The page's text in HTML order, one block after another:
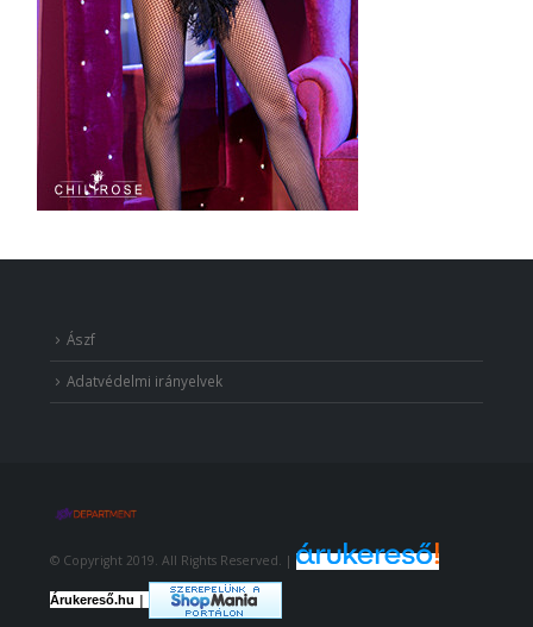
Ászf
Adatvédelmi irányelvek
© Copyright 2019. All Rights Reserved. |
Árukereső.hu |